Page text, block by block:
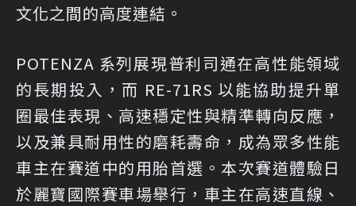
文化之間的高度連結。
POTENZA 系列展現普利司通在高性能領域
的長期投入，而 RE-71RS 以能協助提升單
圈最佳表現、高速穩定性與精準轉向反應，
以及兼具耐用性的磨耗壽命，成為眾多性能
車主在賽道中的用胎首選。本次賽道體驗日
於麗寶國際賽車場舉行，車主在高速直線、